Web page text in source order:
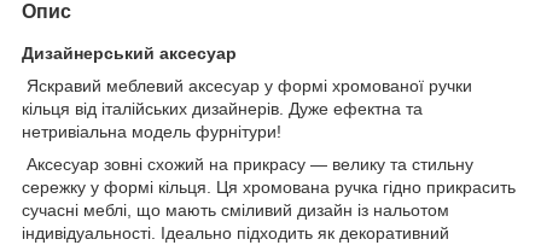
Опис
Дизайнерський аксесуар
Яскравий меблевий аксесуар у формі хромованої ручки
кільця від італійських дизайнерів. Дуже ефектна та
нетривіальна модель фурнітури!
Аксесуар зовні схожий на прикрасу — велику та стильну
сережку у формі кільця. Ця хромована ручка гідно прикрасить
сучасні меблі, що мають сміливий дизайн із нальотом
індивідуальності. Ідеально підходить як декоративний